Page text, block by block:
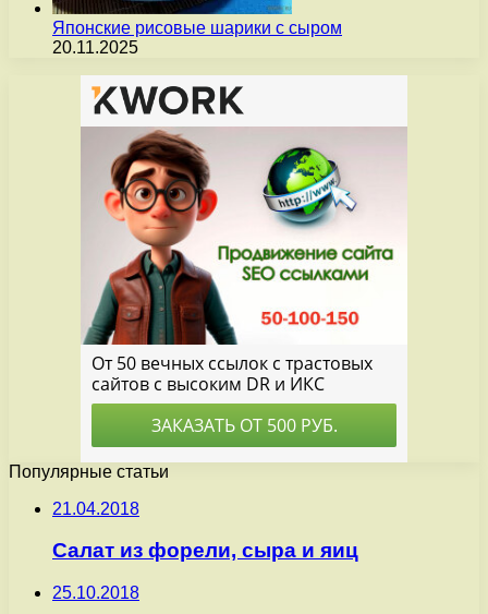
Японские рисовые шарики с сыром
20.11.2025
Популярные статьи
21.04.2018
Салат из форели, сыра и яиц
25.10.2018